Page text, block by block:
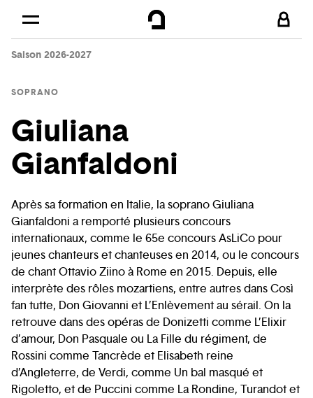
Skip to
Saison 2026-2027
SOPRANO
Giuliana
Gianfaldoni
Après sa formation en Italie, la soprano Giuliana
Gianfaldoni a remporté plusieurs concours
internationaux, comme le 65e concours AsLiCo pour
jeunes chanteurs et chanteuses en 2014, ou le concours
de chant Ottavio Ziino à Rome en 2015. Depuis, elle
interprète des rôles mozartiens, entre autres dans Così
fan tutte, Don Giovanni et L’Enlèvement au sérail. On la
retrouve dans des opéras de Donizetti comme L’Elixir
d’amour, Don Pasquale ou La Fille du régiment, de
Rossini comme Tancrède et Elisabeth reine
d’Angleterre, de Verdi, comme Un bal masqué et
Rigoletto, et de Puccini comme La Rondine, Turandot et